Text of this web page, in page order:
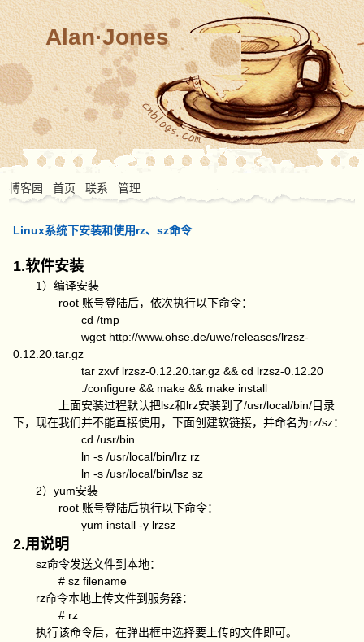
Alan·Jones
博客园 首页 联系 管理
Linux系统下安装和使用rz、sz命令
1.软件安装
1）编译安装
root 账号登陆后，依次执行以下命令：
cd /tmp
wget http://www.ohse.de/uwe/releases/lrzsz-
0.12.20.tar.gz
tar zxvf lrzsz-0.12.20.tar.gz && cd lrzsz-0.12.20
./configure && make && make install
上面安装过程默认把lsz和lrz安装到了/usr/local/bin/目录
下，现在我们并不能直接使用，下面创建软链接，并命名为rz/sz：
cd /usr/bin
ln -s /usr/local/bin/lrz rz
ln -s /usr/local/bin/lsz sz
2）yum安装
root 账号登陆后执行以下命令：
yum install -y lrzsz
2.用说明
sz命令发送文件到本地：
# sz filename
rz命令本地上传文件到服务器：
# rz
执行该命令后，在弹出框中选择要上传的文件即可。